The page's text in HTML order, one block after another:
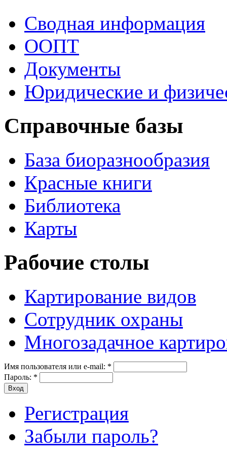
Сводная информация
ООПТ
Документы
Юридические и
Справочные базы
База биоразнообразия
Красные книги
Библиотека
Карты
Рабочие столы
Картирование видов
Сотрудник охраны
Многозадачное
Имя пользователя или e-mail: *
Пароль: *
Регистрация
Забыли пароль?